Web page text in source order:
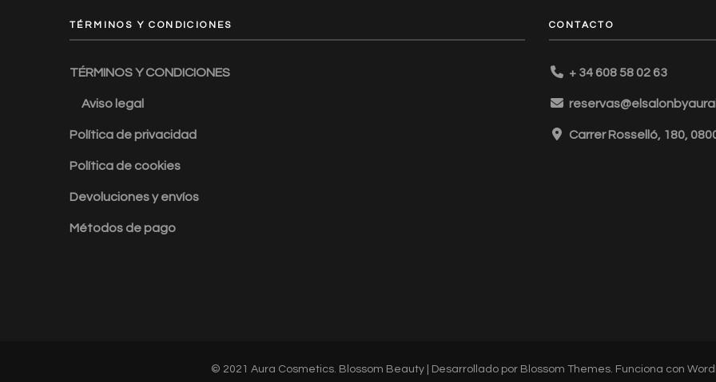
TÉRMINOS Y CONDICIONES
TÉRMINOS Y CONDICIONES
Aviso legal
Política de privacidad
Política de cookies
Devoluciones y envíos
Métodos de pago
CONTACTO
+ 34 608 58 02 63
Carrer Rosselló, 180,
© 2021 Aura Cosmetics. Blossom Beauty | Desarrollado por Blossom Themes. Funciona con